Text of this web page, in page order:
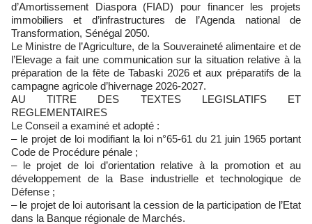
d’Amortissement Diaspora (FIAD) pour financer les projets
immobiliers et d’infrastructures de l’Agenda national de
Transformation, Sénégal 2050.
Le Ministre de l’Agriculture, de la Souveraineté alimentaire et de
l’Elevage a fait une communication sur la situation relative à la
préparation de la fête de Tabaski 2026 et aux préparatifs de la
campagne agricole d’hivernage 2026-2027.
AU TITRE DES TEXTES LEGISLATIFS ET
REGLEMENTAIRES
Le Conseil a examiné et adopté :
– le projet de loi modifiant la loi n°65-61 du 21 juin 1965 portant
Code de Procédure pénale ;
– le projet de loi d’orientation relative à la promotion et au
développement de la Base industrielle et technologique de
Défense ;
– le projet de loi autorisant la cession de la participation de l’Etat
dans la Banque régionale de Marchés.